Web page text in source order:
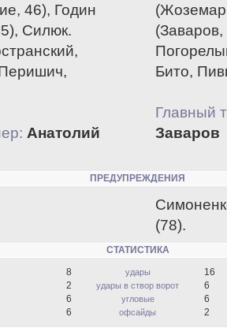
46), Годин
Силюк.
Анатолий
Бито,
Главный
Заваров
ПРЕДУПРЕЖДЕНИЯ
(78).
СТАТИСТИКА
8
2
6
6
удары
удары в створ ворот
угловые
офсайды
16
6
6
2